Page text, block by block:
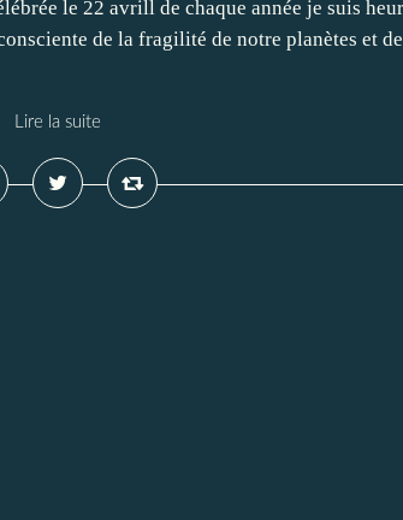
le 22 avrill de chaque année je suis
de la fragilité de notre planètes et
Lire la suite